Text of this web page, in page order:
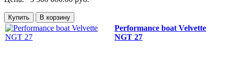
Performance boat Velvette
NGT 27